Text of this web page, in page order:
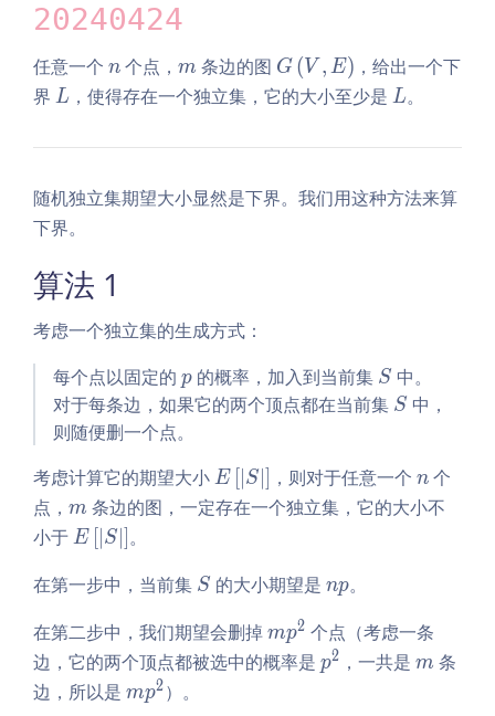
20240424
任意一个 n
n 个点， m
m 条边的图 G
\le
(V,
\ri
G ( V , E) ，给出一个下
界 L
L ，使得存在一个独立集，它的大小至少是 L
L。
随机独立集期望大小显然是下界。我们用这种方法来算
下界。
算法 1
考虑一个独立集的生成方式：
每个点以固定的 p
p 的概率，加入到当前集 S
S 中。
对于每条边，如果它的两个顶点都在当前集 S
S 中，
则随便删一个点。
考虑计算它的期望大小 E
\l
[\l
rt
S
\r
E S ，则对于任意一个n
n 个
点， m
m 条边的图，一定存在一个独立集，它的大小不
小于 E
ef
[\l
ve
rt
E S
。
在第一步中，当前集 S
S 的大小期望是n
np。
在第二步中，我们期望会删掉m
p
mp2 个点（考虑一条
边，它的两个顶点都被选中的概率是 p
p2 ，一共是 m
m 条
边，所以是 m
mp2）。